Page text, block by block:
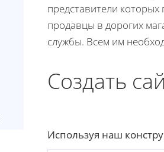
представители которых
продавцы в дорогих
службы. Всем им
Создать
Используя наш